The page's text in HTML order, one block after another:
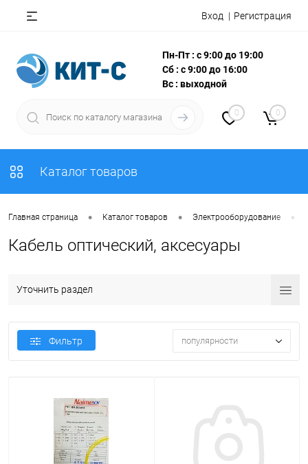
Вход Регистрация
Пн-Пт : с 9:00 до 19:00
Сб : с 9:00 до 16:00
Вс : выходной
0 0
Каталог товаров
Главная страница • Каталог товаров • Электрооборудование •
Кабель оптический, аксесуары
Уточнить раздел
Фильтр популярности